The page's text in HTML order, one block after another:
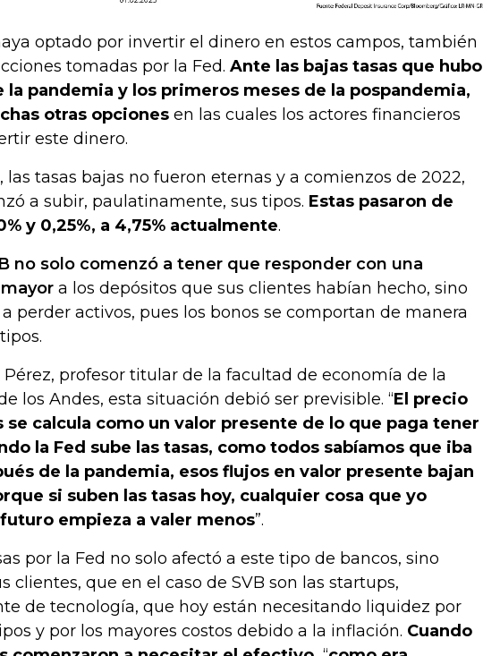
optado por invertir el dinero en estos campos, también
tomadas por la Fed. Ante las bajas tasas que hubo
la pandemia y los primeros meses de la pospandemia,
otras opciones en las cuales los actores financieros
este dinero.
las tasas bajas no fueron eternas y a comienzos de 2022,
a subir, paulatinamente, sus tipos. Estas pasaron de
y 0,25%, a 4,75% actualmente.
no solo comenzó a tener que responder con una
a los depósitos que sus clientes habían hecho, sino
perder activos, pues los bonos se comportan de manera
profesor titular de la facultad de economía de la
los Andes, esta situación debió ser previsible. “El precio
se calcula como un valor presente de lo que paga tener
la Fed sube las tasas, como todos sabíamos que iba
de la pandemia, esos flujos en valor presente bajan
si suben las tasas hoy, cualquier cosa que yo
empieza a valer menos”.
por la Fed no solo afectó a este tipo de bancos, sino
clientes, que en el caso de SVB son las startups,
de tecnología, que hoy están necesitando liquidez por
y por los mayores costos debido a la inflación. Cuando